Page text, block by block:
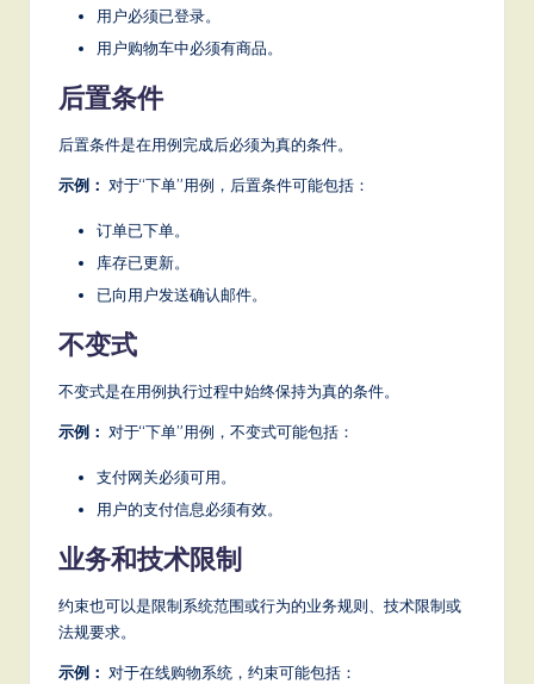
In
ti
用户必须已登录。
用户购物车中必须有商品。
后置条件
后置条件是在用例完成后必须为真的条件。
示例： 对于“下单”用例，后置条件可能包括：
订单已下单。
库存已更新。
已向用户发送确认邮件。
不变式
不变式是在用例执行过程中始终保持为真的条件。
示例： 对于“下单”用例，不变式可能包括：
支付网关必须可用。
用户的支付信息必须有效。
业务和技术限制
约束也可以是限制系统范围或行为的业务规则、技术限制或
法规要求。
示例： 对于在线购物系统，约束可能包括：